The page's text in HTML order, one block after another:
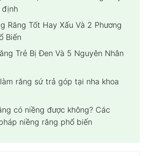
Răng Tốt Hay Xấu Và 2 Phương
Biến
Trẻ Bị Đen Và 5 Nguyên Nhân
răng sứ trả góp tại nha khoa
có niềng được không? Các
niềng răng phổ biến